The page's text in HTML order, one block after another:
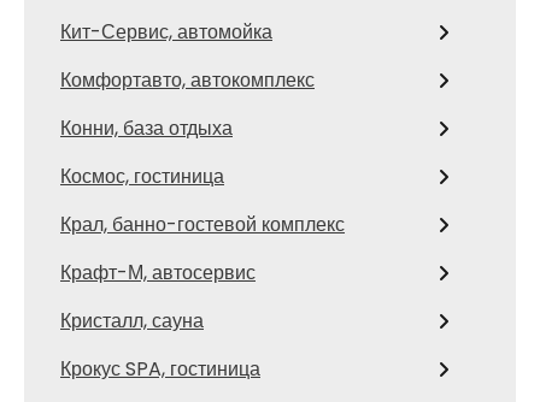
Кит-Сервис, автомойка
Комфортавто, автокомплекс
Конни, база отдыха
Космос, гостиница
Крал, банно-гостевой комплекс
Крафт-М, автосервис
Кристалл, сауна
Крокус SPA, гостиница